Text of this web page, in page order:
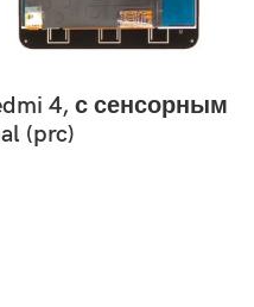
4, с сенсорным
(prc)